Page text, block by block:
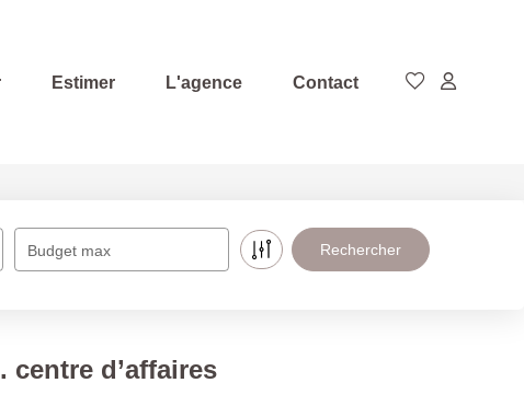
Estimer L'agence Contact
Budget max
d’affaires